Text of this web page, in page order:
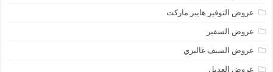
عروض التوفير هايبر ماركت
عروض السفير
عروض السيف غاليري
عروض العديل